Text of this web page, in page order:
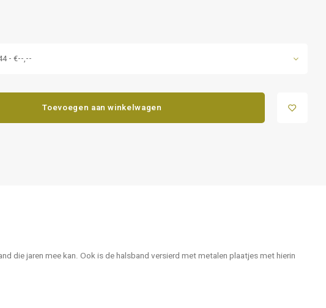
- €--,--
Toevoegen aan winkelwagen
die jaren mee kan. Ook is de halsband versierd met metalen plaatjes met hierin